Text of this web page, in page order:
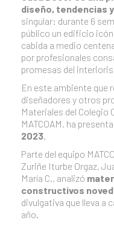
diseño, tendencias
singular: durante 6
público un edificio
cabida a medio
por profesionales
promesas del
En este ambiente
diseñadores y otros
Materiales del Colegio
MATCOAM, ha
2023.
Parte del equipo
Zuriñe Iturbe Orgaz,
María C., analizó
constructivos
divulgativa que lleva a
año.